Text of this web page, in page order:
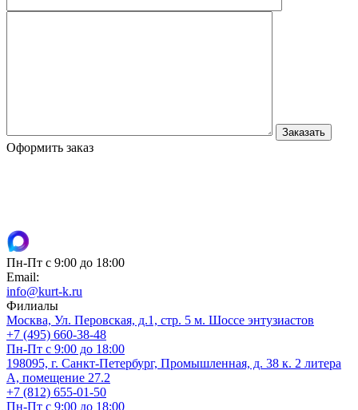
Оформить заказ
Пн-Пт с 9:00 до 18:00
Email:
info@kurt-k.ru
Филиалы
Москва, Ул. Перовская, д.1, стр. 5 м. Шоссе энтузиастов
+7 (495) 660-38-48
Пн-Пт с 9:00 до 18:00
198095, г. Санкт-Петербург, Промышленная, д. 38 к. 2 литера
А, помещение 27.2
+7 (812) 655-01-50
Пн-Пт с 9:00 до 18:00